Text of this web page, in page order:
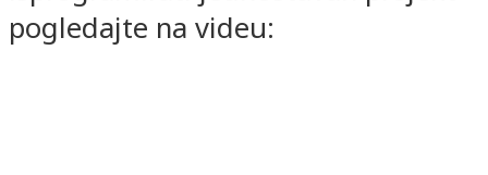
pogledajte na videu: